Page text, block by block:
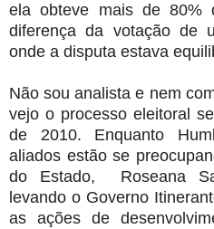
ela obteve mais de 80%
diferença da votação de
onde a disputa estava
Não sou analista e nem
vejo o processo eleitoral
de 2010. Enquanto
aliados estão se
do Estado, Roseana
levando o Governo
as ações de